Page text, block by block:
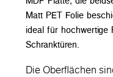
Matt PET Folie
ideal für hochwertige
Schranktüren.
Die Oberflächen